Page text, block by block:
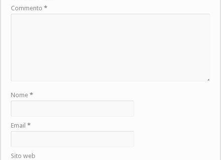
Commento*
Nome*
Email*
Sito web